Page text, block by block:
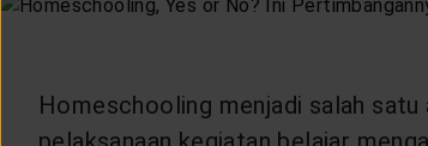
Homeschooling menjadi salah
CONTACT US